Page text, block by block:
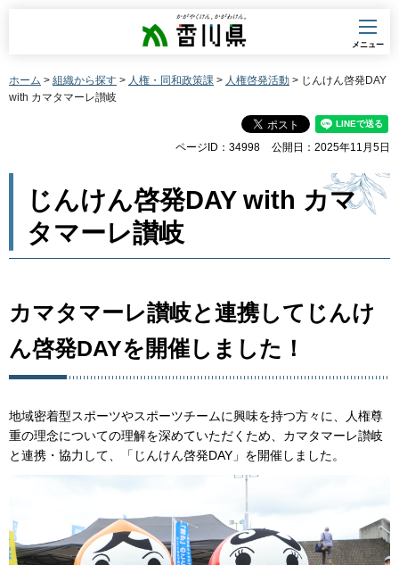
香川県
メニュー
ホーム > 組織から探す > 人権・同和政策課 > 人権啓発活動 > じんけん啓発DAY
with カマタマーレ讃岐
ページID：34998 公開日：2025年11月5日
じんけん啓発DAY with カマ
タマーレ讃岐
カマタマーレ讃岐と連携してじんけ
ん啓発DAYを開催しました！
地域密着型スポーツやスポーツチームに興味を持つ方々に、人権尊
重の理念についての理解を深めていただくため、カマタマーレ讃岐
と連携・協力して、「じんけん啓発DAY」を開催しました。